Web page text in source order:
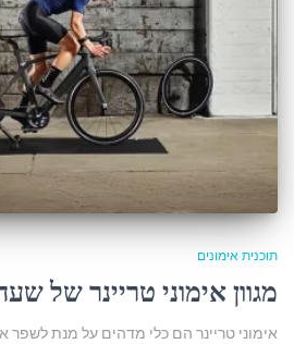
תוכנית אימונים
מגוון אימוני טריינר של
אימוני טריינר הם כלי מדהים על מנת לשפר